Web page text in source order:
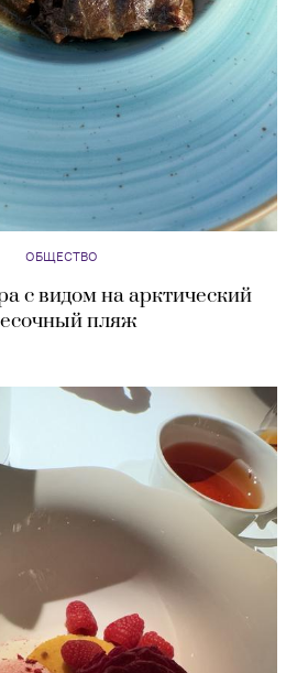
ОБЩЕСТВО
с видом на арктический
пляж